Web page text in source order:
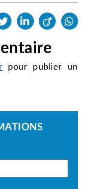
pour publier un